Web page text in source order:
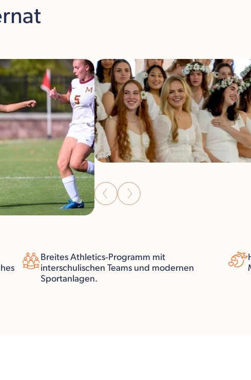
Breites Athletics‑Programm mit
interschulischen Teams und modernen
Sportanlagen.